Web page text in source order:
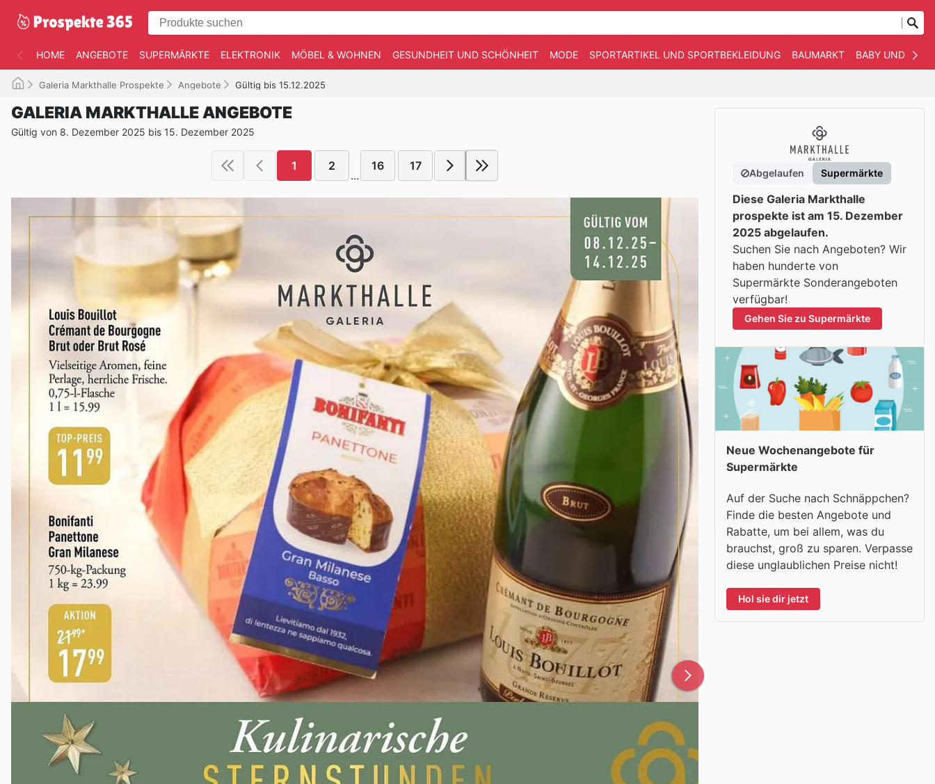
HOME ANGEBOTE SUPERMÄRKTE ELEKTRONIK MÖBEL & WOHNEN GESUNDHEIT UND SCHÖNHEIT MODE SPORTARTIKEL UND SPORTBEKLEIDUNG BAUMARKT BABY UND KIND
Galeria Markthalle Prospekte Angebote Gültig bis 15.12.2025
GALERIA MARKTHALLE ANGEBOTE
Gültig von 8. Dezember 2025 bis 15. Dezember 2025
1 2
...
16 17
Abgelaufen Supermärkte
Diese Galeria Markthalle
prospekte ist am 15. Dezember
2025 abgelaufen.
Suchen Sie nach Angeboten? Wir
haben hunderte von
Supermärkte Sonderangeboten
verfügbar!
Gehen Sie zu Supermärkte
Neue Wochenangebote für
Supermärkte
Auf der Suche nach Schnäppchen?
Finde die besten Angebote und
Rabatte, um bei allem, was du
brauchst, groß zu sparen. Verpasse
diese unglaublichen Preise nicht!
Hol sie dir jetzt